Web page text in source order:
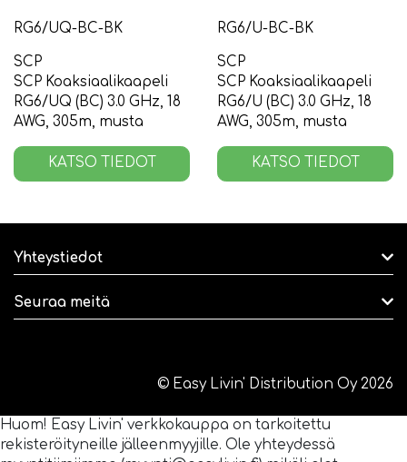
RG6/UQ-BC-BK
SCP
SCP Koaksiaalikaapeli
RG6/UQ (BC) 3.0 GHz, 18
AWG, 305m, musta
KATSO TIEDOT
RG6/U-BC-BK
SCP
SCP Koaksiaalikaapeli
RG6/U (BC) 3.0 GHz, 18
AWG, 305m, musta
KATSO TIEDOT
Yhteystiedot
Seuraa meitä
© Easy Livin' Distribution Oy 2026
Huom! Easy Livin' verkkokauppa on tarkoitettu
rekisteröityneille jälleenmyyjille. Ole yhteydessä